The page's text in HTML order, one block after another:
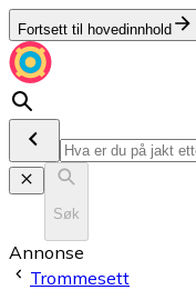
Fortsett til hovedinnhold
Søk
Annonse
Trommesett